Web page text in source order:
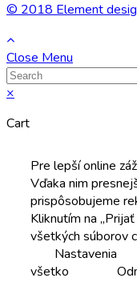
© 2018 Element
Close Menu
×
Cart
Pre lepší online
Vďaka nim
prispôsobujeme
Kliknutím na
všetkých súborov
Nastavenia
všetko